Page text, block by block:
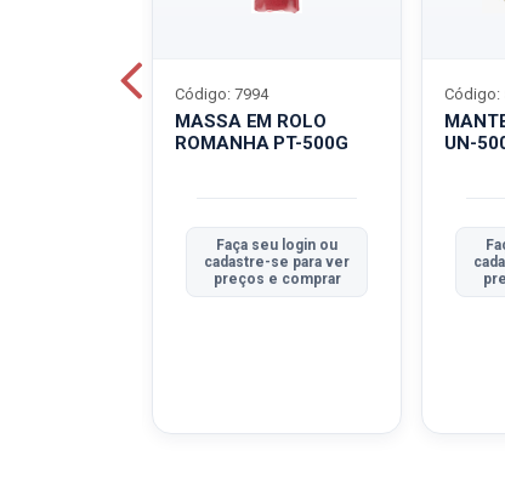
MASSA EM ROLO
ROMANHA PT-500G
Código: 7994
Faça seu login ou
cadastre-se para ver
preços e comprar
UN-
Código: